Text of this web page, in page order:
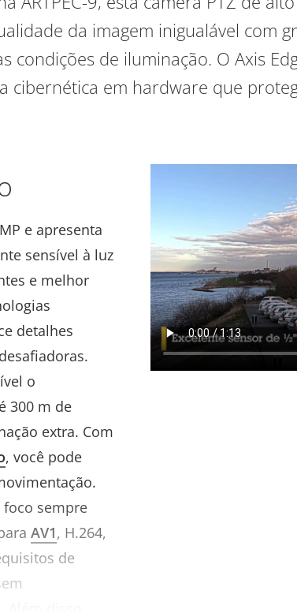
da imagem inigualável com
condições de iluminação. O Axis
cibernética em hardware que
e apresenta
sensível à luz
e melhor
detalhes
o
300 m de
extra. Com
, você pode
sempre
AV1, H.264,
de